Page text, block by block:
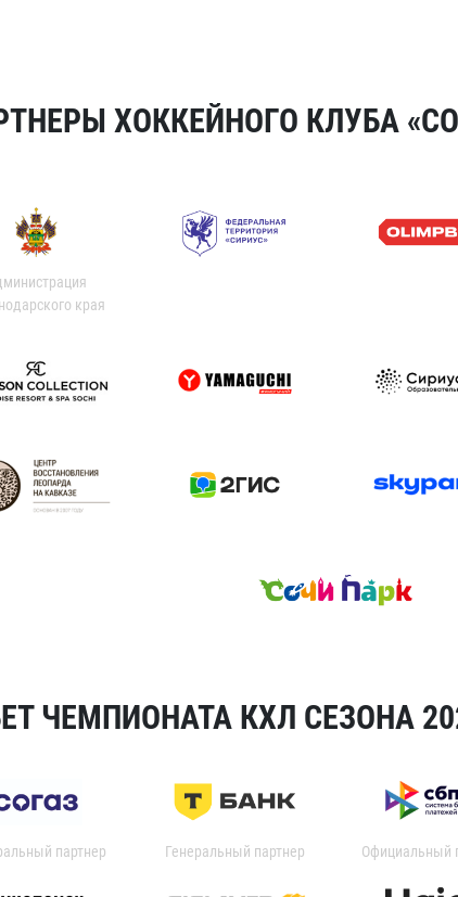
ХОККЕЙНОГО КЛУБА
края
ЧЕМПИОНАТА КХЛ СЕЗОНА
партнер Генеральный партнер Официальный